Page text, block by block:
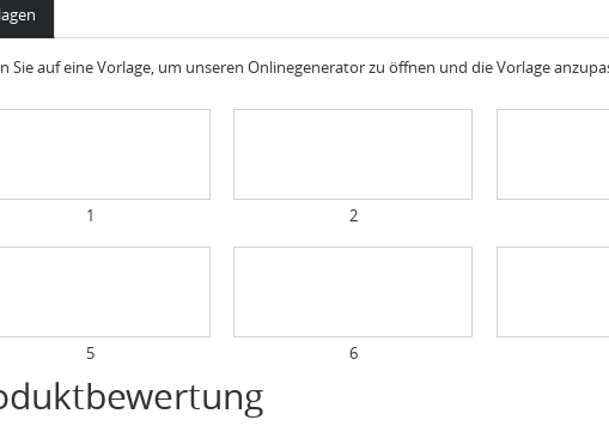
Sie auf eine Vorlage, um unseren Onlinegenerator zu öffnen und die Vorlage
1 2
5 6